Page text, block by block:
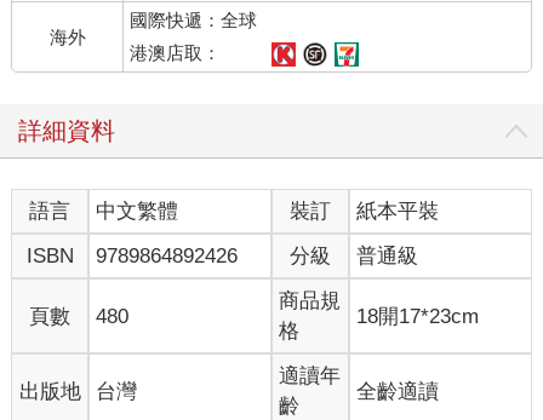
海外
國際快遞：全球
港澳店取：
詳細資料
語言 中文繁體 裝訂
紙本平裝
ISBN
9789864892426 分級 普通級
頁數 480
商品規
格
18開17*23cm
出版地 台灣
適讀年
齡
全齡適讀